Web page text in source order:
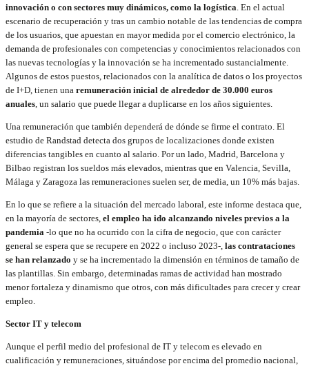
innovación o con sectores muy dinámicos, como la logística. En el actual
escenario de recuperación y tras un cambio notable de las tendencias de compra
de los usuarios, que apuestan en mayor medida por el comercio electrónico, la
demanda de profesionales con competencias y conocimientos relacionados con
las nuevas tecnologías y la innovación se ha incrementado sustancialmente.
Algunos de estos puestos, relacionados con la analítica de datos o los proyectos
de I+D, tienen una remuneración inicial de alrededor de 30.000 euros
anuales, un salario que puede llegar a duplicarse en los años siguientes.
Una remuneración que también dependerá de dónde se firme el contrato. El
estudio de Randstad detecta dos grupos de localizaciones donde existen
diferencias tangibles en cuanto al salario. Por un lado, Madrid, Barcelona y
Bilbao registran los sueldos más elevados, mientras que en Valencia, Sevilla,
Málaga y Zaragoza las remuneraciones suelen ser, de media, un 10% más bajas.
En lo que se refiere a la situación del mercado laboral, este informe destaca que,
en la mayoría de sectores, el empleo ha ido alcanzando niveles previos a la
pandemia -lo que no ha ocurrido con la cifra de negocio, que con carácter
general se espera que se recupere en 2022 o incluso 2023-, las contrataciones
se han relanzado y se ha incrementado la dimensión en términos de tamaño de
las plantillas. Sin embargo, determinadas ramas de actividad han mostrado
menor fortaleza y dinamismo que otros, con más dificultades para crecer y crear
empleo.
Sector IT y telecom
Aunque el perfil medio del profesional de IT y telecom es elevado en
cualificación y remuneraciones, situándose por encima del promedio nacional,